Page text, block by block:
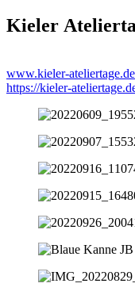
Kieler
www.kieler-ateliertage.de
https://kieler-